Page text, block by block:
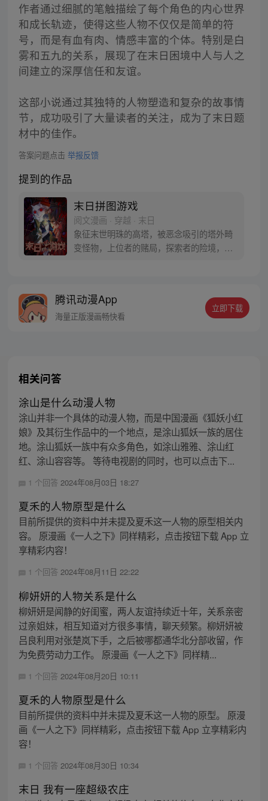
作者通过细腻的笔触描绘了每个角色的内心世界
和成长轨迹，使得这些人物不仅仅是简单的符
号，而是有血有肉、情感丰富的个体。特别是白
雾和五九的关系，展现了在末日困境中人与人之
间建立的深厚信任和友谊。
这部小说通过其独特的人物塑造和复杂的故事情
节，成功吸引了大量读者的关注，成为了末日题
材中的佳作。
答案问题点击 举报反馈
提到的作品
末日拼图游戏
阅文漫画 · 穿越 · 末日
象征末世明珠的高塔，被恶念吸引的塔外畸
变怪物，上位者的赌局，探索者的险境，末
腾讯动漫App
海量正版漫画畅快看
立即下载
相关问答
涂山是什么动漫人物
涂山并非一个具体的动漫人物，而是中国漫画《狐妖小红
娘》及其衍生作品中的一个地点，是涂山狐妖一族的居住
地。涂山狐妖一族中有众多角色，如涂山雅雅、涂山红
红、涂山容容等。 等待电视剧的同时，也可以点击下...
1 个回答 2024年08月03日 18:27
夏禾的人物原型是什么
目前所提供的资料中并未提及夏禾这一人物的原型相关内
容。 原漫画《一人之下》同样精彩，点击按钮下载 App 立
享精彩内容！
1 个回答 2024年08月11日 22:22
柳妍妍的人物关系是什么
柳妍妍是闻静的好闺蜜，两人友谊持续近十年，关系亲密
过亲姐妹，相互知道对方很多事情，聊天频繁。柳妍妍被
吕良利用对张楚岚下手，之后被哪都通华北分部收留，作
为免费劳动力工作。 原漫画《一人之下》同样精...
1 个回答 2024年08月20日 10:11
夏禾的人物原型是什么
目前所提供的资料中并未提及夏禾这一人物的原型。 原漫
画《一人之下》同样精彩，点击按钮下载 App 立享精彩内
容！
1 个回答 2024年08月30日 10:34
末日 我有一座超级农庄